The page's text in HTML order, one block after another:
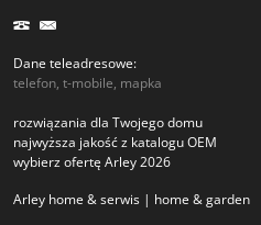
Dane teleadresowe:
telefon, t-mobile, mapka
rozwiązania dla Twojego domu
najwyższa jakość z katalogu OEM
wybierz ofertę Arley 2026
Arley home & serwis | home & garden